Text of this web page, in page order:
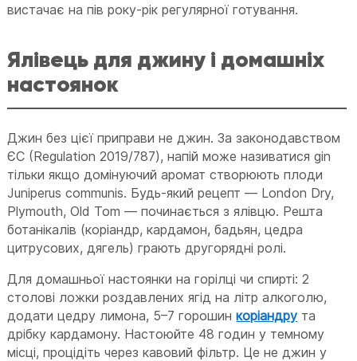
вистачає на пів року-рік регулярної готування.
Ялівець для джину і домашніх
настоянок
Джин без цієї приправи не джин. За законодавством
ЄС (Regulation 2019/787), напій може називатися gin
тільки якщо домінуючий аромат створюють плоди
Juniperus communis. Будь-який рецепт — London Dry,
Plymouth, Old Tom — починається з ялівцю. Решта
ботанікалів (коріандр, кардамон, бадьян, цедра
цитрусових, дягель) грають другорядні ролі.
Для домашньої настоянки на горілці чи спирті: 2
столові ложки роздавлених ягід на літр алкоголю,
додати цедру лимона, 5–7 горошинкоріандру та
дрібку кардамону. Настоюйте 48 годин у темному
місці, процідіть через кавовий фільтр. Це не джин у